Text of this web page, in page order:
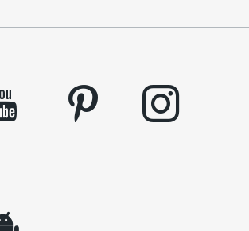
pinterest instagram